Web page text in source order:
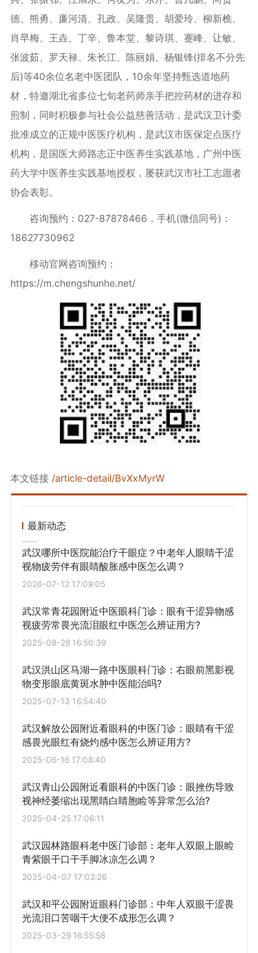
德、熊勇、廉河清、孔政、吴隆贵、胡爱玲、柳新樵、
肖早梅、王垚、丁辛、鲁本堂、黎诗琪、蹇峰、让敏、
张波茹、罗天禄、朱长江、陈丽娟、杨银锋(排名不分先
后)等40余位名老中医团队，10余年坚持甄选道地药
材，特邀湖北省多位七旬老药师亲手把控药材的进存和
煎制，同时积极参与社会公益慈善活动，是武汉卫计委
批准成立的正规中医医疗机构，是武汉市医保定点医疗
机构，是国医大师路志正中医养生实践基地，广州中医
药大学中医养生实践基地授权，屡获武汉市社工志愿者
协会表彰。
咨询预约：027-87878466，手机(微信同号)：
18627730962
移动官网咨询预约：
https://m.chengshunhe.net/
本文链接 /article-detail/BvXxMyrW
最新动态
武汉哪所中医院能治疗干眼症？中老年人眼睛干涩
视物疲劳伴有眼睛酸胀感中医怎么调？
2026-07-12 17:09:05
武汉常青花园附近中医眼科门诊：眼有干涩异物感
视疲劳常畏光流泪眼红中医怎么辨证用方?
2025-08-28 16:50:39
武汉洪山区马湖一路中医眼科门诊：右眼前黑影视
物变形眼底黄斑水肿中医能治吗?
2025-07-13 16:54:40
武汉解放公园附近看眼科的中医门诊：眼睛有干涩
感畏光眼红有烧灼感中医怎么辨证用方?
2025-06-16 17:08:40
武汉青山公园附近看眼科的中医门诊：眼挫伤导致
视神经萎缩出现黑睛白睛胞睑等异常怎么治?
2025-04-25 17:06:11
武汉园林路眼科老中医门诊部：老年人双眼上眼睑
青紫眼干口干手脚冰凉怎么调？
2025-04-07 17:02:26
武汉和平公园附近眼科门诊部：中年人双眼干涩畏
光流泪口苦咽干大便不成形怎么调？
2025-03-29 16:55:58